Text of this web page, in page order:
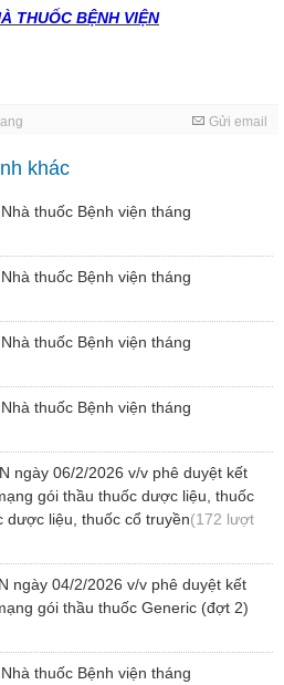
THUỐCBỆNH VIỆN
Gửi email
khác
thuốc Bệnh viện tháng
thuốc Bệnh viện tháng
thuốc Bệnh viện tháng
thuốc Bệnh viện tháng
ngày 06/2/2026 v/v phê duyệt kết
gói thầu thuốc dược liệu, thuốc
liệu, thuốc cổ truyền(172 lượt
ngày 04/2/2026 v/v phê duyệt kết
gói thầu thuốc Generic (đợt 2)
thuốc Bệnh viện tháng